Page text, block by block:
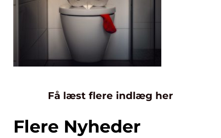
Få læst flere indlæg her
Flere Nyheder